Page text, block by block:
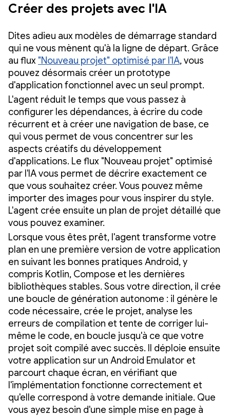
Créer des projets avec l'IA
Dites adieu aux modèles de démarrage standard
qui ne vous mènent qu'à la ligne de départ. Grâce
au flux "Nouveau projet" optimisé par l'IA, vous
pouvez désormais créer un prototype
d'application fonctionnel avec un seul prompt.
L'agent réduit le temps que vous passez à
configurer les dépendances, à écrire du code
récurrent et à créer une navigation de base, ce
qui vous permet de vous concentrer sur les
aspects créatifs du développement
d'applications. Le flux "Nouveau projet" optimisé
par l'IA vous permet de décrire exactement ce
que vous souhaitez créer. Vous pouvez même
importer des images pour vous inspirer du style.
L'agent crée ensuite un plan de projet détaillé que
vous pouvez examiner.
Lorsque vous êtes prêt, l'agent transforme votre
plan en une première version de votre application
en suivant les bonnes pratiques Android, y
compris Kotlin, Compose et les dernières
bibliothèques stables. Sous votre direction, il crée
une boucle de génération autonome : il génère le
code nécessaire, crée le projet, analyse les
erreurs de compilation et tente de corriger lui-
même le code, en boucle jusqu'à ce que votre
projet soit compilé avec succès. Il déploie ensuite
votre application sur un Android Emulator et
parcourt chaque écran, en vérifiant que
l'implémentation fonctionne correctement et
qu'elle correspond à votre demande initiale. Que
vous ayez besoin d'une simple mise en page à